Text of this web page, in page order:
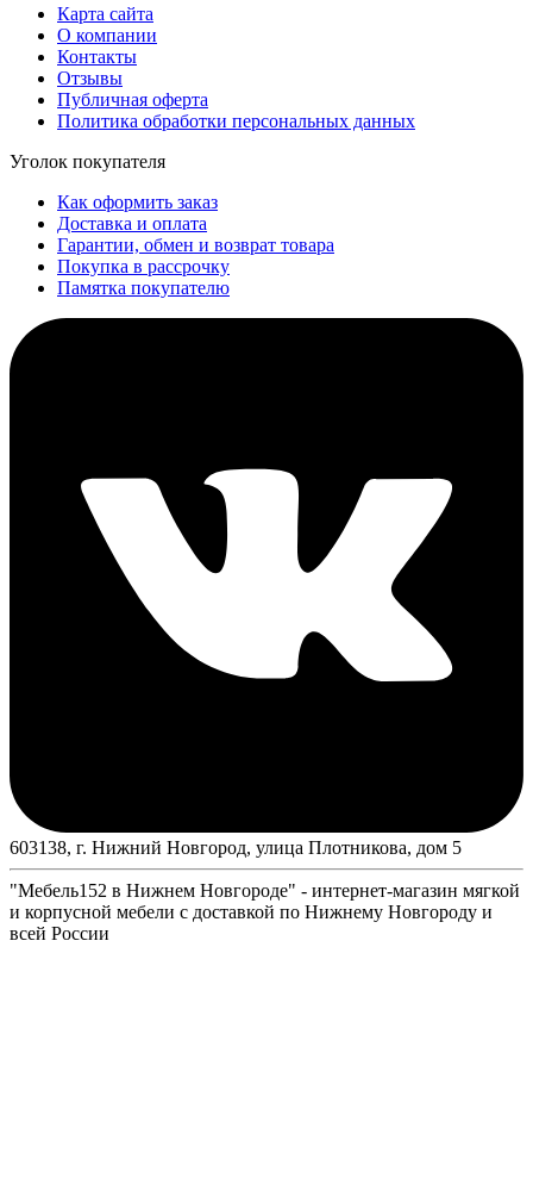
Карта сайта
О компании
Контакты
Отзывы
Публичная оферта
Политика обработки персональных данных
Уголок покупателя
Как оформить заказ
Доставка и оплата
Гарантии, обмен и возврат товара
Покупка в рассрочку
Памятка покупателю
603138, г. Нижний Новгород, улица Плотникова, дом 5
"Мебель152 в Нижнем Новгороде" - интернет-магазин мягкой
и корпусной мебели с доставкой по Нижнему Новгороду и
всей России